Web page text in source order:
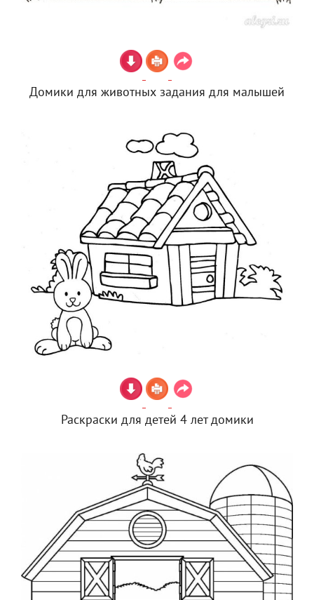
Домики для животных задания для малышей
Раскраски для детей 4 лет домики